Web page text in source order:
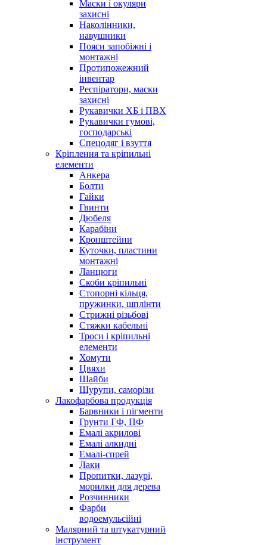
Маски і окуляри
захисні
Наколінники,
навушники
Пояси запобіжні і
монтажні
Протипожежний
інвентар
Респіратори, маски
захисні
Рукавички ХБ і ПВХ
Рукавички гумові,
господарські
Спецодяг і взуття
Кріплення та кріпильні
елементи
Анкера
Болти
Гайки
Гвинти
Дюбеля
Карабіни
Кронштейни
Куточки, пластини
монтажні
Ланцюги
Скоби кріпильні
Стопорні кільця,
пружинки, шплінти
Стрижні різьбові
Стяжки кабельні
Троси і кріпильні
елементи
Хомути
Цвяхи
Шайби
Шурупи, саморізи
Лакофарбова продукція
Барвники і пігменти
Грунти ГФ, ПФ
Емалі акрилові
Емалі алкидні
Емалі-спрей
Лаки
Пропитки, лазурі,
морилки для дерева
Розчинники
Фарби
водоемульсійні
Малярний та штукатурний
інструмент